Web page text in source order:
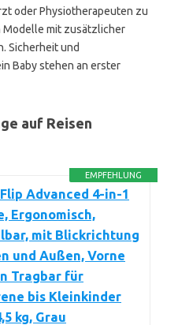
oder Physiotherapeuten zu
Modelle mit zusätzlicher
Sicherheit und
Baby stehen an erster
auf Reisen
EMPFEHLUNG
Advanced 4-in-1
Ergonomisch,
mit Blickrichtung
und Außen, Vorne
Tragbar für
bis Kleinkinder
kg, Grau